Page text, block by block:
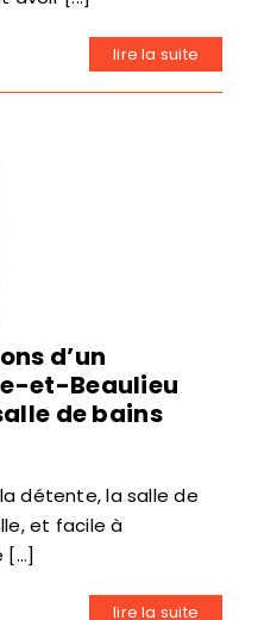
lire la suite
d’un
et-Beaulieu
de bains
détente, la salle de
et facile à
lire la suite